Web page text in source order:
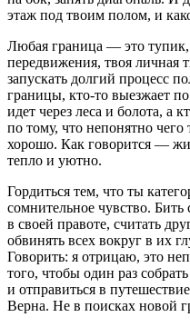
этаж под твоим полом, и
Любая граница — это тупик,
передвижения, твоя личная
запускать долгий процесс
границы, кто-то выезжает
идет через леса и болота, а
по тому, что непонятно
хорошо. Как говорится —
тепло и уютно.
Гордиться тем, что ты
сомнительное чувство.
в своей правоте, считать
обвинять всех вокруг в их
Говорить: я отрицаю, это
того, чтобы один раз
и отправиться в
Верна. Не в поисках новой